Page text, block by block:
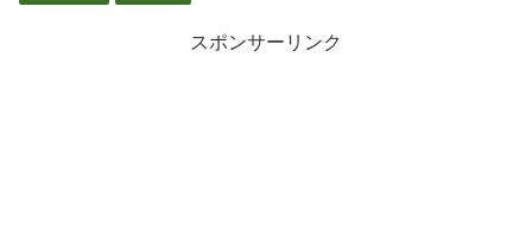
スポンサーリンク